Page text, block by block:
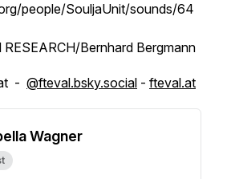
people/SouljaUnit/sounds/64
RESEARCH/Bernhard Bergmann
- @fteval.bsky.social - fteval.at
Wagner